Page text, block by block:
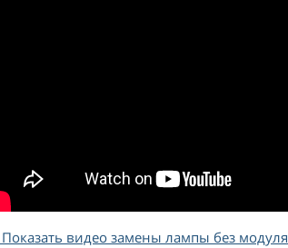
видео замены лампы без модуля